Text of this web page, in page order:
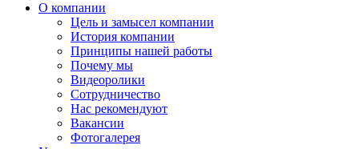
О компании
Цель и замысел компании
История компании
Принципы нашей работы
Почему мы
Видеоролики
Сотрудничество
Нас рекомендуют
Вакансии
Фотогалерея